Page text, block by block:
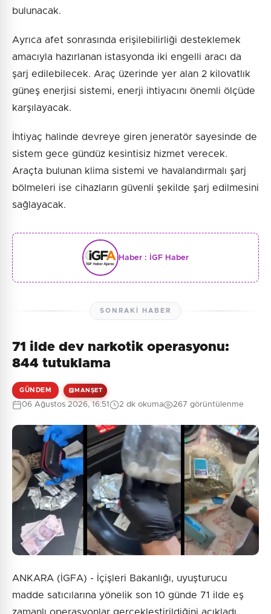
bulunacak.
Ayrıca afet sonrasında erişilebilirliği desteklemek
amacıyla hazırlanan istasyonda iki engelli aracı da
şarj edilebilecek. Araç üzerinde yer alan 2 kilovatlık
güneş enerjisi sistemi, enerji ihtiyacını önemli ölçüde
karşılayacak.
İhtiyaç halinde devreye giren jeneratör sayesinde de
sistem gece gündüz kesintisiz hizmet verecek.
Araçta bulunan klima sistemi ve havalandırmalı şarj
bölmeleri ise cihazların güvenli şekilde şarj edilmesini
sağlayacak.
Haber : İGF Haber
SONRAKI HABER
71 ilde dev narkotik operasyonu:
844 tutuklama
GÜNDEM MANŞET
06 Ağustos 2026, 16:51 2 dk okuma 267 görüntülenme
ANKARA (İGFA) - İçişleri Bakanlığı, uyuşturucu
madde satıcılarına yönelik son 10 günde 71 ilde eş
zamanlı operasyonlar gerçekleştirildiğini açıkladı.